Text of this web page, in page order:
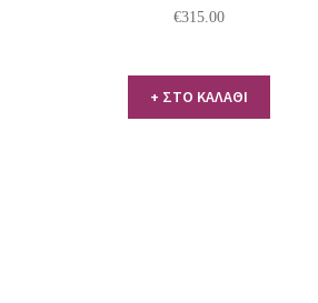
€315.00
+ ΣΤΟ ΚΑΛΑΘΙ